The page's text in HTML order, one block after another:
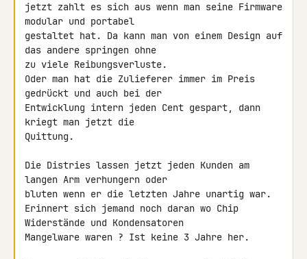
jetzt zahlt es sich aus wenn man seine Firmware
modular und portabel
gestaltet hat. Da kann man von einem Design auf
das andere springen ohne
zu viele Reibungsverluste.
Oder man hat die Zulieferer immer im Preis
gedrückt und auch bei der
Entwicklung intern jeden Cent gespart, dann
kriegt man jetzt die
Quittung.
Die Distries lassen jetzt jeden Kunden am
langen Arm verhungern oder
bluten wenn er die letzten Jahre unartig war.
Erinnert sich jemand noch daran wo Chip
Widerstände und Kondensatoren
Mangelware waren ? Ist keine 3 Jahre her.